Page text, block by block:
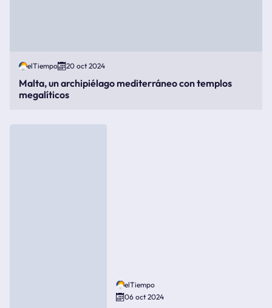
elTiempo 20 oct 2024
Malta, un archipiélago mediterráneo con templos
megalíticos
elTiempo
06 oct 2024